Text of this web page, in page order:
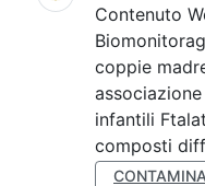
Contenuto
coppie
infantili
composti